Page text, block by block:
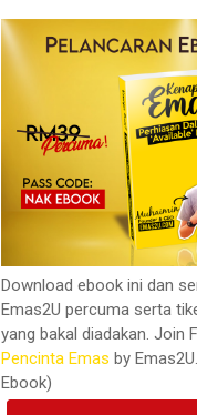
Download ebook ini dan
Emas2U percuma serta
yang bakal diadakan. Join
Pencinta Emas by
Ebook)